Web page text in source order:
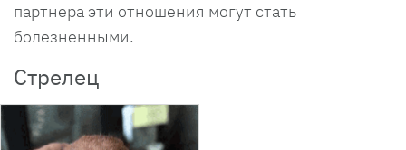
партнера эти отношения могут стать
болезненными.
Стрелец